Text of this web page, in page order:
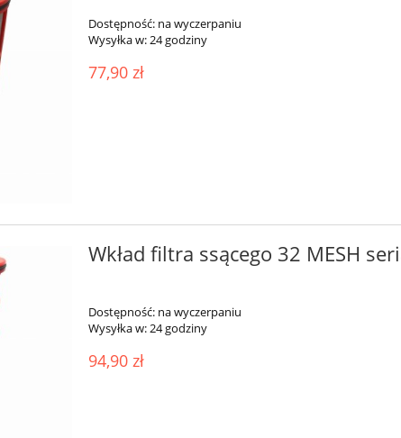
Dostępność: na wyczerpaniu
Wysyłka w:24 godziny
77,90 zł
Wkład filtra ssącego 32 MESH
Dostępność: na wyczerpaniu
Wysyłka w:24 godziny
94,90 zł